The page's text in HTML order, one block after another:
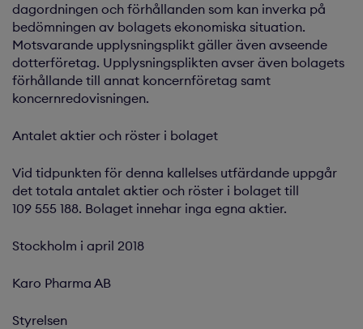
dagordningen och förhållanden som kan inverka på
bedömningen av bolagets ekonomiska situation.
Motsvarande upplysningsplikt gäller även avseende
dotterföretag. Upplysningsplikten avser även bolagets
förhållande till annat koncernföretag samt
koncernredovisningen.
Antalet aktier och röster i bolaget
Vid tidpunkten för denna kallelses utfärdande uppgår
det totala antalet aktier och röster i bolaget till
109 555 188. Bolaget innehar inga egna aktier.
Stockholm i april 2018
Karo Pharma AB
Styrelsen